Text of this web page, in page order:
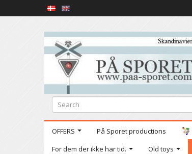
OFFERS På Sporet productions
For dem der ikke har tid.
Old toys